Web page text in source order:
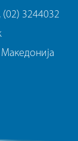
(02) 3244032